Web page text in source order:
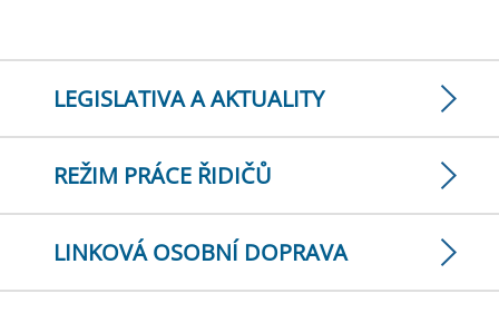
LEGISLATIVA A AKTUALITY
REŽIM PRÁCE ŘIDIČŮ
LINKOVÁ OSOBNÍ DOPRAVA